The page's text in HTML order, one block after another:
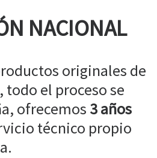
NACIONAL
originales de
el proceso se
ofrecemos 3 años
técnico propio